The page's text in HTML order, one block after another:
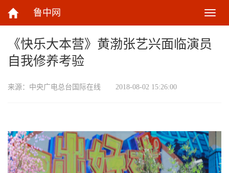
鲁中网
切
换
航
《快乐大本营》黄渤张艺兴面临演员
自我修养考验
来源： 中央广电总台国际在线 2018-08-02 15:26:00